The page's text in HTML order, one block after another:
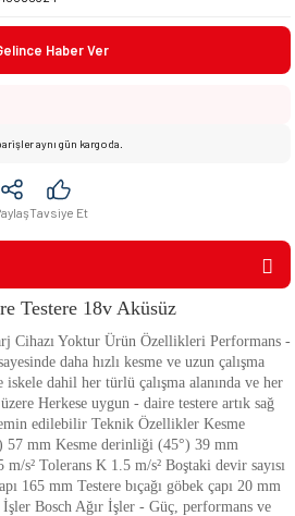
Haber Ver
aynı gün kargoda.
Tavsiye Et
Testere 18v Aküsüz
Cihazı Yoktur Ürün Özellikleri Performans -
daha hızlı kesme ve uzun çalışma
iskele dahil her türlü çalışma alanında ve her
Herkese uygun - daire testere artık sağ
edilebilir Teknik Özellikler Kesme
mm Kesme derinliği (45°) 39 mm
s² Tolerans K 1.5 m/s² Boştaki devir sayısı
165 mm Testere bıçağı göbek çapı 20 mm
Bosch Ağır İşler - Güç, performans ve